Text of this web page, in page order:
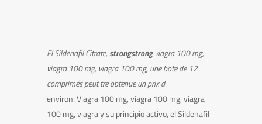
El Sildenafil Citrate,strongstrongviagra 100 mg,
viagra 100 mg, viagra 100 mg, une botede 12
compriméspeut tre obtenue un prix d
environ. Viagra 100 mg, viagra 100 mg, viagra
100 mg, viagra ysu principio activo, elSildenafil